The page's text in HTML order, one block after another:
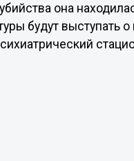
она
будут выступать